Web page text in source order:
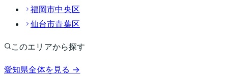
福岡市中央区
仙台市青葉区
このエリアから探す
愛知県全体を見る →